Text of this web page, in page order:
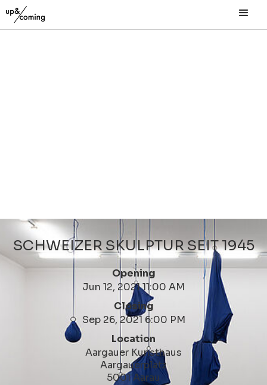
SCHWEIZER SKULPTUR SEIT 1945
Opening
Jun 12, 2021 11:00 AM
Closing
Sep 26, 2021 6:00 PM
Location
Aargauer Kunsthaus
Aargauerplatz
5001 Aarau